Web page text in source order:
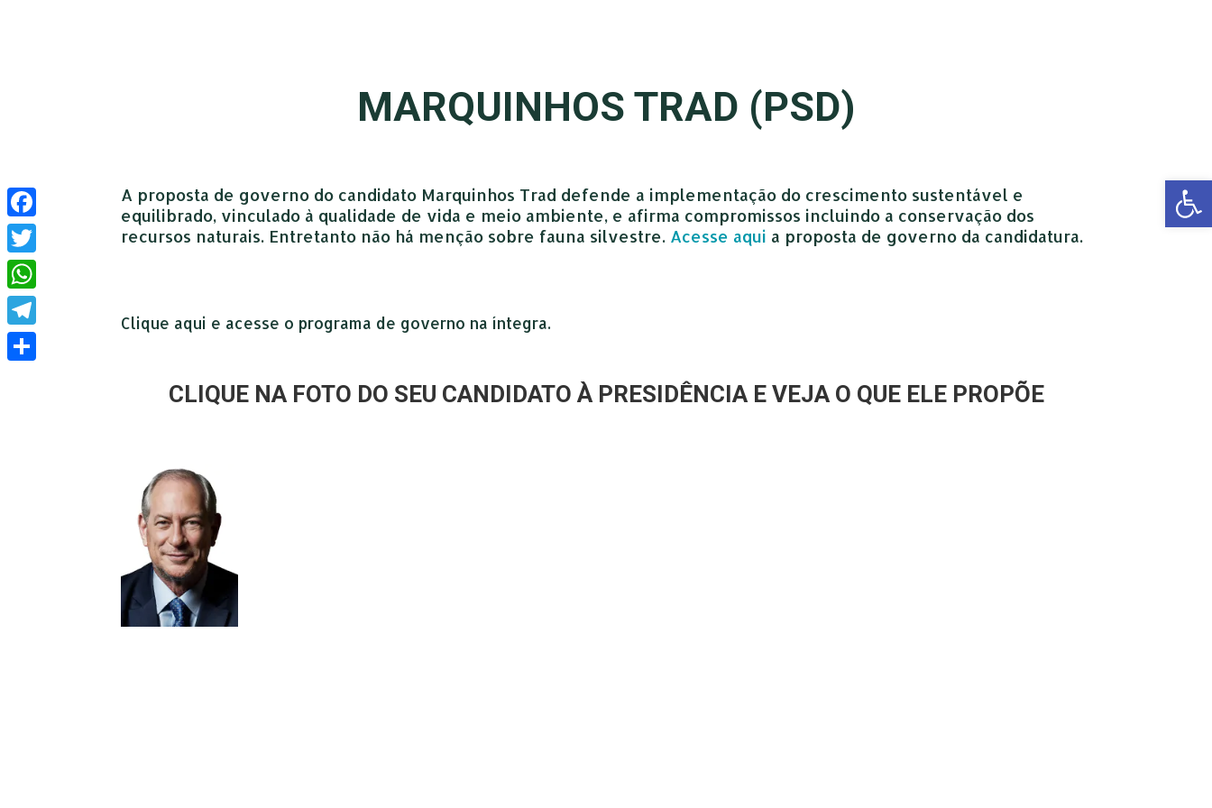
MARQUINHOS TRAD (PSD)
A proposta de governo do candidato Marquinhos Trad defende a implementação do crescimento sustentável e
equilibrado, vinculado à qualidade de vida e meio ambiente, e afirma compromissos incluindo a conservação dos
recursos naturais. Entretanto não há menção sobre fauna silvestre. Acesse aqui a proposta de governo da candidatura.
Clique aqui e acesse o programa de governo na íntegra.
CLIQUE NA FOTO DO SEU CANDIDATO À PRESIDÊNCIA E VEJA O QUE ELE PROPÕE
Facebook
Twitter
WhatsApp
Telegram